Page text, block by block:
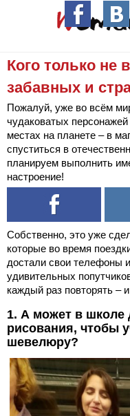
Кого только не
забавных и
Пожалуй, уже во всём
чудаковатых
местах на планете – в
спуститься в
планируем выполнить
настроение!
Собственно, это уже
которые во время
достали свои телефоны
удивительных
каждый раз повторять –
1. А может в школе
рисования, чтобы
шевелюру?